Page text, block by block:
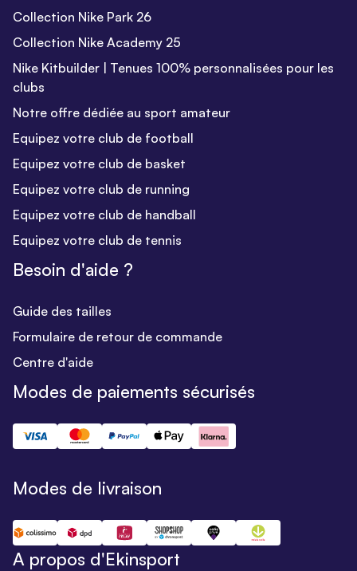
Collection Nike Park 26
Collection Nike Academy 25
Nike Kitbuilder | Tenues 100% personnalisées pour les
clubs
Notre offre dédiée au sport amateur
Equipez votre club de football
Equipez votre club de basket
Equipez votre club de running
Equipez votre club de handball
Equipez votre club de tennis
Besoin d'aide ?
Guide des tailles
Formulaire de retour de commande
Centre d'aide
Modes de paiements sécurisés
Modes de livraison
A propos d'Ekinsport